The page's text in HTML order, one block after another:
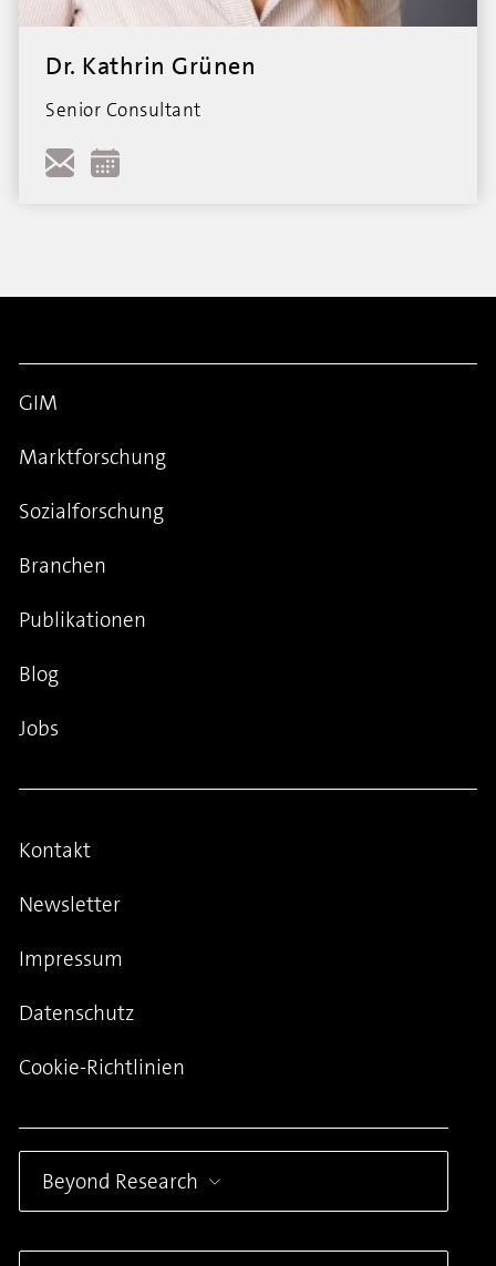
Dr. Kathrin Grünen
Senior Consultant
GIM
Marktforschung
Sozialforschung
Branchen
Publikationen
Blog
Jobs
Kontakt
Newsletter
Impressum
Datenschutz
Cookie-Richtlinien
Beyond Research